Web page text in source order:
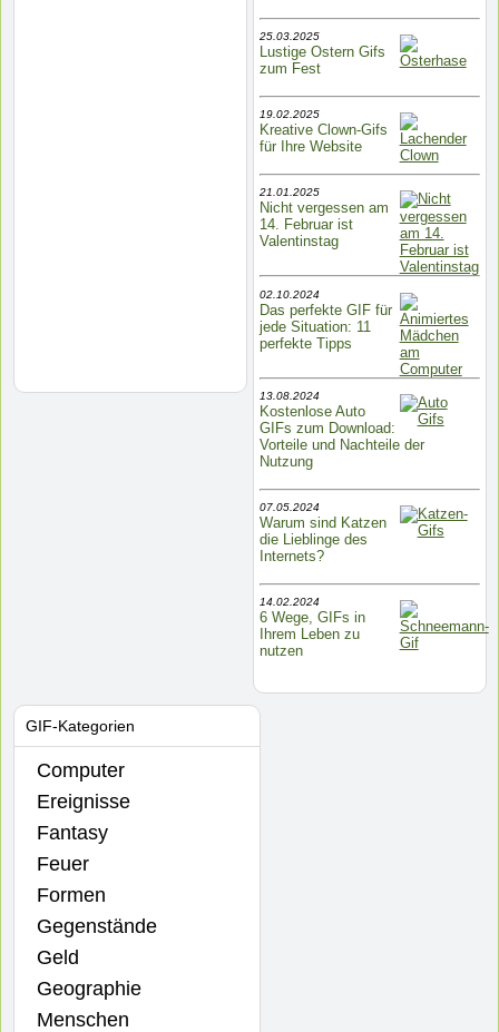
GIF-Kategorien
Computer
Ereignisse
Fantasy
Feuer
Formen
Gegenstände
Geld
Geographie
Menschen
25.03.2025
Lustige Ostern Gifs
zum Fest
19.02.2025
Kreative Clown-Gifs
für Ihre Website
21.01.2025
Nicht vergessen am
14. Februar ist
Valentinstag
02.10.2024
Das perfekte GIF für
jede Situation: 11
perfekte Tipps
13.08.2024
Kostenlose Auto
GIFs zum Download:
Vorteile und Nachteile der
Nutzung
07.05.2024
Warum sind Katzen
die Lieblinge des
Internets?
14.02.2024
6 Wege, GIFs in
Ihrem Leben zu
nutzen